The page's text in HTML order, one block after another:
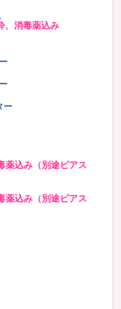
、消毒薬込み
ー
込み（別途ピアス
込み（別途ピアス